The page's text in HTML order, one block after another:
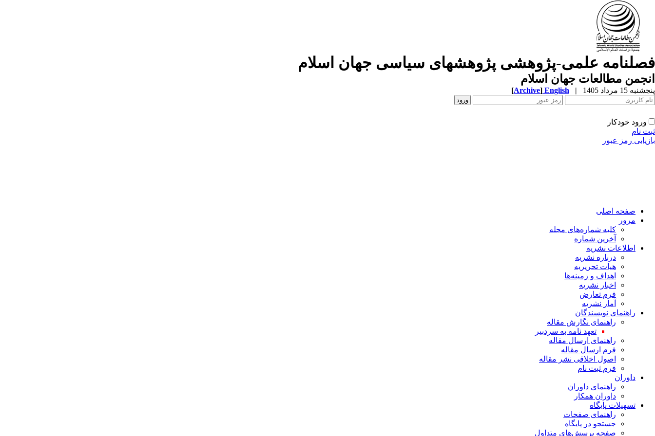
فصلنامه علمی-پژوهشی پژوهشهای سیاسی جهان اسلام
انجمن مطالعات جهان اسلام
پنجشنبه 15 مرداد 1405 |
English
[Archive]
ورود خودکار
ثبت نام
بازیابی رمز عبور
صفحه اصلی
مرور
کلیه شماره‌های مجله
آخرین شماره
اطلاعات نشریه
درباره نشریه
هیات تحریریه
اهداف و زمینه‌ها
اخبار نشریه
فرم تعارض
آمار نشریه
راهنمای نویسندگان
راهنمای نگارش مقاله
تعهد نامه به سردبیر
راهنمای ارسال مقاله
فرم ارسال مقاله
اصول اخلاقی نشر مقاله
فرم ثبت نام
داوران
راهنمای داوران
داوران همکار
تسهیلات پایگاه
راهنمای صفحات
جستجو در پایگاه
صفحه پرسش‌های متداول